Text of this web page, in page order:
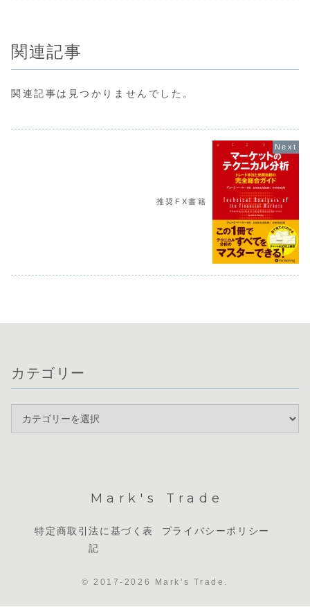
関連記事
関連記事は見つかりませんでした。
推奨FX書籍
カテゴリー
Mark's Trade
特定商取引法に基づく表
記
プライバシーポリシー
© 2017-2026 Mark's Trade.